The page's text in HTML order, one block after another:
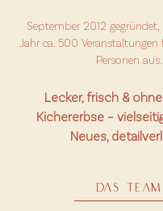
September 2012
Jahr ca. 500
Personen aus.
Lecker, frisch &
Kichererbse –
Neues,
DAS TEAM